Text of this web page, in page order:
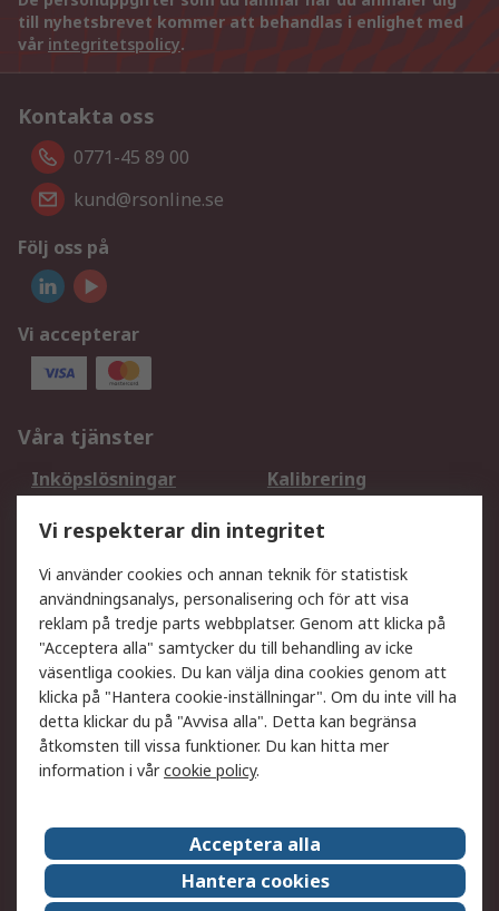
till nyhetsbrevet kommer att behandlas i enlighet med
vår integritetspolicy.
Kontakta oss
0771-45 89 00
kund@rsonline.se
Följ oss på
Vi accepterar
Våra tjänster
Inköpslösningar
Kalibrering
DesignSpark
Teknisk Support
Ditt lokala säljteam
Exportlösningar
Support
Få hjälp
Retur av varor
Leverans
Spåra din order
Begär en fakturakopi
Fördelar med RS-konto
Betalningsalternativ
Om RS
Försäljningsvillkor
Det juridiska
Press Centre
Vi respekterar din integritet
Vi använder cookies och annan teknik för statistisk
användningsanalys, personalisering och för att visa
reklam på tredje parts webbplatser. Genom att klicka på
"Acceptera alla" samtycker du till behandling av icke
väsentliga cookies. Du kan välja dina cookies genom att
klicka på "Hantera cookie-inställningar". Om du inte vill ha
detta klickar du på "Avvisa alla". Detta kan begränsa
åtkomsten till vissa funktioner. Du kan hitta mer
information i vårcookie policy.
Acceptera alla
Hantera cookies